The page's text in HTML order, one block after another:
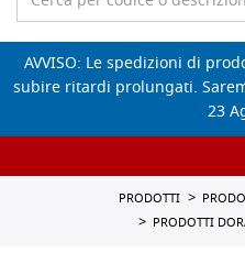
AVVISO: Le spedizioni di
subire ritardi prolungati.
23
PRODOTTI
PRODOTTI